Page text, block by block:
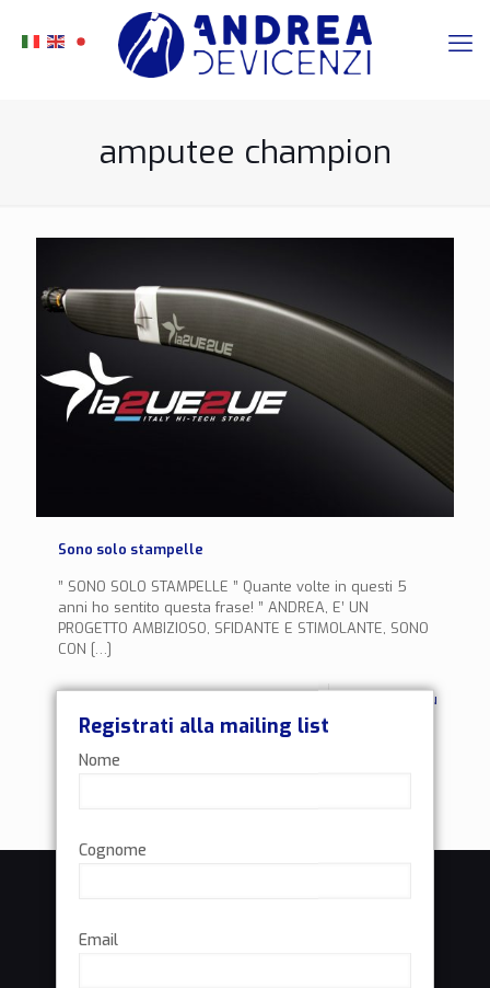
amputee champion
Sono solo stampelle
” SONO SOLO STAMPELLE ” Quante volte in questi 5
anni ho sentito questa frase! ” ANDREA, E’ UN
PROGETTO AMBIZIOSO, SFIDANTE E STIMOLANTE, SONO
CON […]
Leggi di più
Registrati alla mailing list
Nome
Cognome
Email